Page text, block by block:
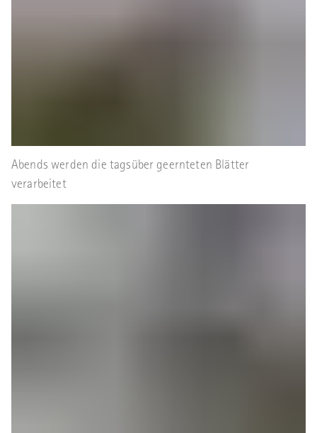
Abends werden die tagsüber geernteten Blätter
verarbeitet